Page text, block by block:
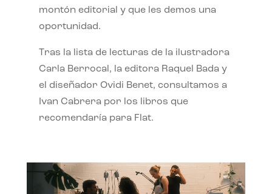
montón editorial y que les demos una
oportunidad.
Tras la lista de lecturas de la ilustradora
Carla Berrocal, la editora Raquel Bada y
el diseñador Ovidi Benet, consultamos a
Ivan Cabrera por los libros que
recomendaría para Flat.